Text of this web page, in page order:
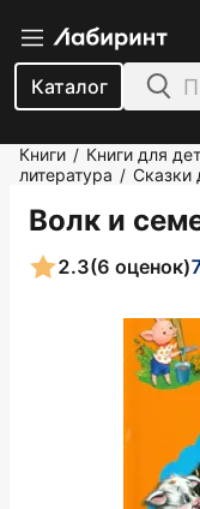
Каталог
Книги / Книги для
литература / Сказки
Волк и
2.3(6 оценок)